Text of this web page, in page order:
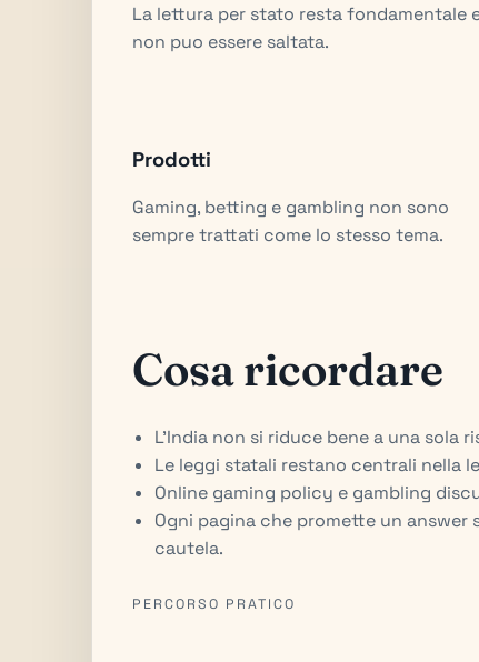
La lettura per stato resta fondamentale
non puo essere saltata.
Prodotti
Gaming, betting e gambling non sono
sempre trattati come lo stesso tema.
Cosa ricordare
L'India non si riduce bene a una sola
Le leggi statali restano centrali nella
Online gaming policy e gambling
Ogni pagina che promette un
cautela.
PERCORSO PRATICO